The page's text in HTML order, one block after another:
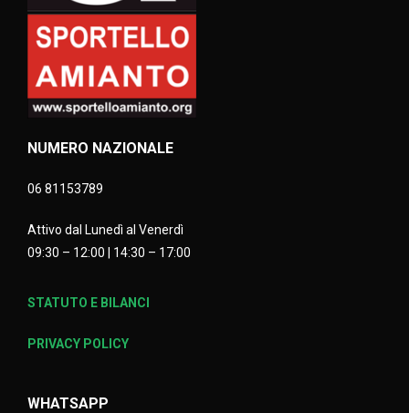
NUMERO NAZIONALE
06 81153789
Attivo dal Lunedì al Venerdì
09:30 – 12:00 | 14:30 – 17:00
STATUTO E BILANCI
PRIVACY POLICY
WHATSAPP